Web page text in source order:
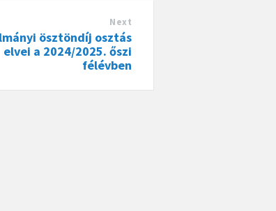
Next
ösztöndíj osztás
elvei a 2024/2025. őszi
félévben